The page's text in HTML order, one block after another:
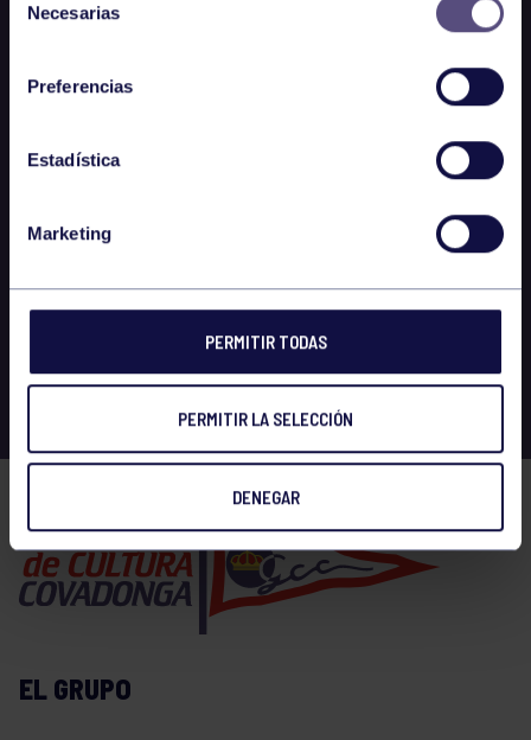
Necesarias
Preferencias
Estadística
Marketing
PERMITIR TODAS
PERMITIR LA SELECCIÓN
DENEGAR
EL GRUPO